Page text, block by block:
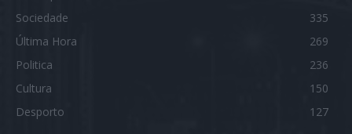
Sociedade
335
Última Hora
269
Politica
236
Cultura
150
Desporto
127